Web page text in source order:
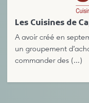
Les Cuisines de
A avoir créé en
un groupement
commander des (…)